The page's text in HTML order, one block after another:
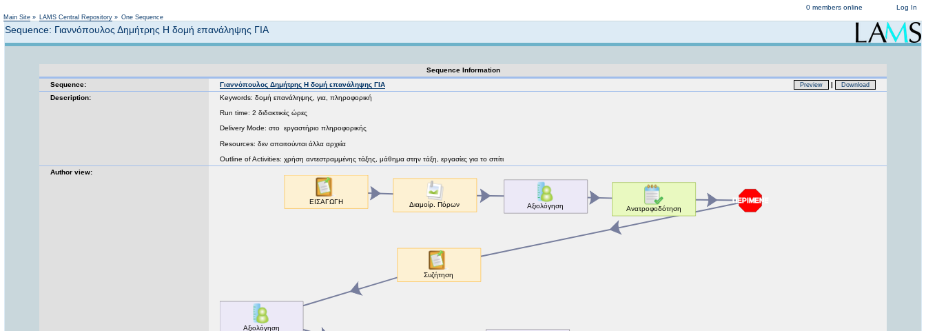
Log In
0 members online
Main Site » LAMS Central Repository » One Sequence
Sequence: Γιαννόπουλος Δημήτρης Η δομή επανάληψης ΓΙΑ
Sequence Information
Sequence:
Γιαννόπουλος Δημήτρης Η δομή επανάληψης ΓΙΑ Preview | Download
Description: Keywords: δομή επανάληψης, για, πληροφορική
Run time: 2 διδακτικές ώρες
Delivery Mode: στο εργαστήριο πληροφορικής
Resources: δεν απαιτούνται άλλα αρχεία
Outline of Activities: χρήση αντεστραμμένης τάξης, μάθημα στην τάξη, εργασίες για το σπίτι
Author view: